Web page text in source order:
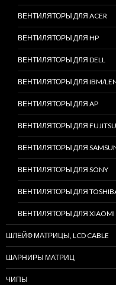
ВЕНТИЛЯТОРЫ ДЛЯ ACER
ВЕНТИЛЯТОРЫ ДЛЯ HP
ВЕНТИЛЯТОРЫ ДЛЯ DELL
ВЕНТИЛЯТОРЫ ДЛЯ IBM/
ВЕНТИЛЯТОРЫ ДЛЯ AP
ВЕНТИЛЯТОРЫ ДЛЯ FUJITSU
ВЕНТИЛЯТОРЫ ДЛЯ
ВЕНТИЛЯТОРЫ ДЛЯ SONY
ВЕНТИЛЯТОРЫ ДЛЯ
ВЕНТИЛЯТОРЫ ДЛЯ XIAOMI
ШЛЕЙФ МАТРИЦЫ, LCD CABLE
ШАРНИРЫ МАТРИЦ
ЧИПЫ